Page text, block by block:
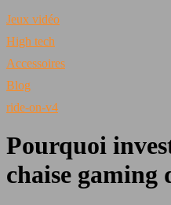
Jeux vidéo
High tech
Accessoires
Blog
ride-on-v4
Pourquoi
chaise gaming